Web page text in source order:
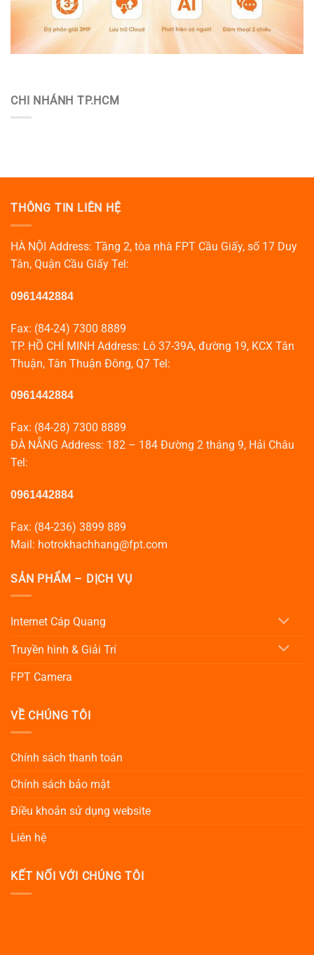
CHI NHÁNH TP.HCM
THÔNG TIN LIÊN HỆ
HÀ NỘI Address: Tầng 2, tòa nhà FPT Cầu Giấy, số 17 Duy
Tân, Quận Cầu Giấy Tel:
0961442884
Fax: (84-24) 7300 8889
TP. HỒ CHÍ MINH Address: Lô 37-39A, đường 19, KCX Tân
Thuận, Tân Thuận Đông, Q7 Tel:
0961442884
Fax: (84-28) 7300 8889
ĐÀ NẴNG Address: 182 – 184 Đường 2 tháng 9, Hải Châu
Tel:
0961442884
Fax: (84-236) 3899 889
Mail: hotrokhachhang@fpt.com
SẢN PHẨM – DỊCH VỤ
Internet Cáp Quang
Truyền hình & Giải Trí
FPT Camera
VỀ CHÚNG TÔI
Chính sách thanh toán
Chính sách bảo mật
Điều khoản sử dụng website
Liên hệ
KẾT NỐI VỚI CHÚNG TÔI